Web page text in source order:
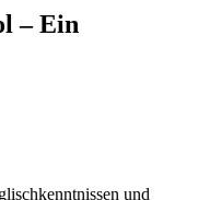
– Ein
und